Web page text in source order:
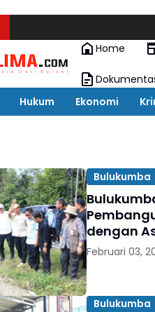
Home
Hukum Ekonomi
Bulukumba
dengan
Februari 03,
Bulukumba